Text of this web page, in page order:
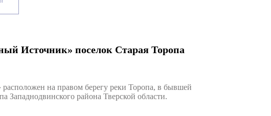
Источник» поселок Старая Торопа
на правом берегу реки Торопа, в бывшей
Западнодвинского района Тверской области.